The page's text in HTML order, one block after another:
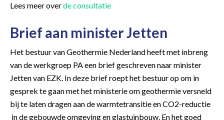
Lees meer overde consultatie
Brief aan minister Jetten
Het bestuur van Geothermie Nederland heeft met inbreng
van de werkgroep PA een brief geschreven naar minister
Jetten van EZK. In deze brief roept het bestuur op om in
gesprek te gaan met het ministerie om geothermie versneld
bij te laten dragen aan de warmtetransitie en CO2-reductie
in de gebouwde omgeving en glastuinbouw. En het goed